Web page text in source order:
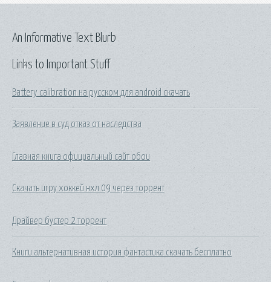
Links to Important Stuff
Battery calibration на русском для android скачать
Заявление в суд отказ от наследства
Главная книга официальный сайт обои
Скачать игру хоккей нхл 09 через торрент
Драйвер бустер 2 торрент
Книги альтернативная история фантастика скачать бесплатно
An Informative Text Blurb